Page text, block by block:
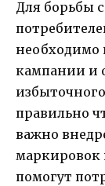
Для борьбы
необходимо
кампании и
правильно
важно
маркировок
помогут